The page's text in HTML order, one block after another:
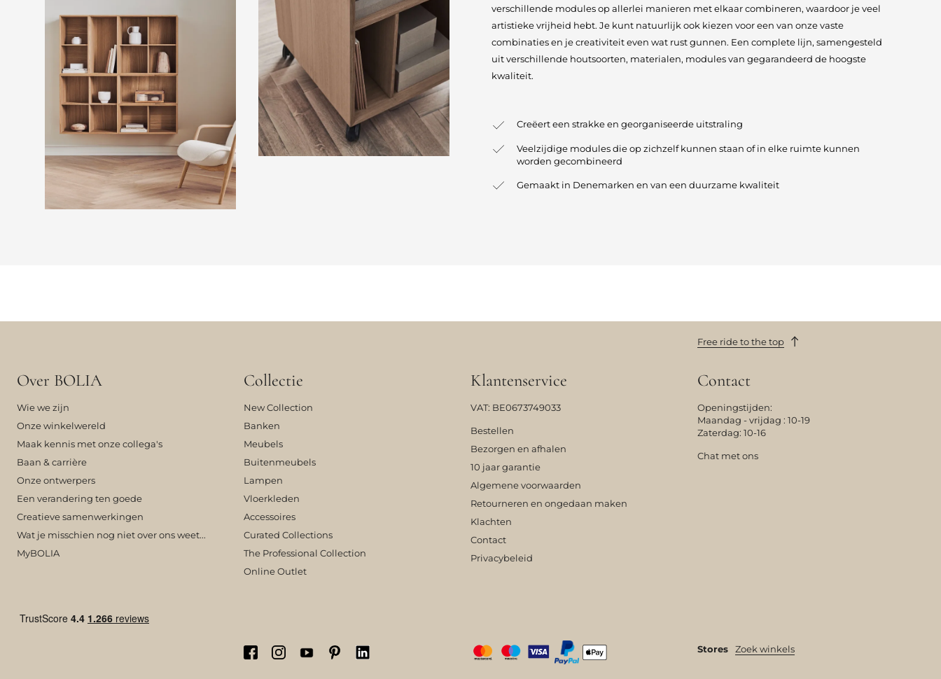
verschillende modules op allerlei manieren met elkaar combineren, waardoor je veel
artistieke vrijheid hebt. Je kunt natuurlijk ook kiezen voor een van onze vaste
combinaties en je creativiteit even wat rust gunnen. Een complete lijn, samengesteld
uit verschillende houtsoorten, materialen, modules van gegarandeerd de hoogste
kwaliteit.
Creëert een strakke en georganiseerde uitstraling
Veelzijdige modules die op zichzelf kunnen staan of in elke ruimte kunnen
worden gecombineerd
Gemaakt in Denemarken en van een duurzame kwaliteit
Free ride to the top
Over BOLIA
Wie we zijn
Onze winkelwereld
Maak kennis met onze collega's
Baan & carrière
Onze ontwerpers
Een verandering ten goede
Creatieve samenwerkingen
Wat je misschien nog niet over ons weet...
MyBOLIA
Collectie
New Collection
Banken
Meubels
Buitenmeubels
Lampen
Vloerkleden
Accessoires
Curated Collections
The Professional Collection
Online Outlet
Klantenservice
VAT: BE0673749033
Bestellen
Bezorgen en afhalen
10 jaar garantie
Algemene voorwaarden
Retourneren en ongedaan maken
Klachten
Contact
Privacybeleid
Contact
Openingstijden:
Maandag - vrijdag : 10-19
Zaterdag: 10-16
Chat met ons
Stores Zoek winkels